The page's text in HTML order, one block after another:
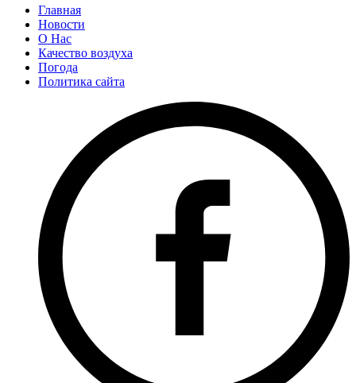
Главная
Новости
О Нас
Качество воздуха
Погода
Политика сайта